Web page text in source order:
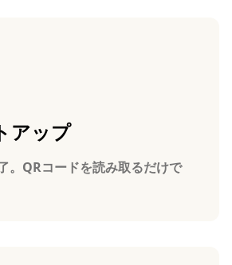
アップ
。QRコードを読み取るだけで